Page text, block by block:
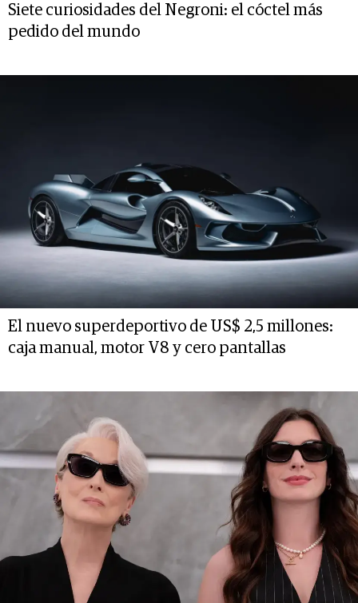
Siete curiosidades del Negroni: el cóctel más
pedido del mundo
El nuevo superdeportivo de US$ 2,5 millones:
caja manual, motor V8 y cero pantallas